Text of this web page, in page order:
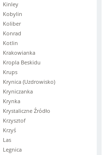
Kinley
Kobylin
Koliber
Konrad
Kotlin
Krakowianka
Kropla Beskidu
Krups
Krynica (Uzdrowisko)
Kryniczanka
Krynka
Krystaliczne Źródło
Krzysztof
Krzyś
Las
Legnica